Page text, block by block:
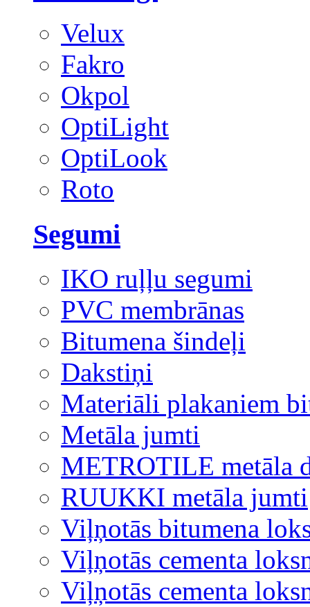
Velux
Fakro
Okpol
OptiLight
OptiLook
Roto
Segumi
IKO ruļļu segumi
PVC membrānas
Bitumena šindeļi
Dakstiņi
Materiāli plakaniem
Metāla jumti
METROTILE metāla
RUUKKI metāla jumti
Viļņotās bitumena
Viļņotās cementa
Viļņotās cementa